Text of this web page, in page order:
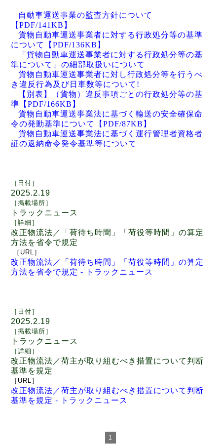
自動車運送事業の監査方針について
【 PDF/141KB 】
貨物自動車運送事業者に対する行政処分等の基準
について
【 PDF/136KB 】
「貨物自動車運送事業者に対する行政処分等の基
準について」の細部取扱いについて
貨物自動車運送事業者に対し行政処分等を行うべ
き違反行為及び日車数等について !
【別表】（貨物）違反事項ごとの行政処分等の基
準 【 PDF/166KB 】
貨物自動車運送事業法に基づく輸送の安全確保命
令の発動基準について
【 PDF/87KB 】
貨物自動車運送事業法に基づく運行管理者資格者
証の返納命令発令基準等について
［日付 ］
2025.2.19
［ 掲載場所 ］
トラックニュース
［ 詳細 ］
改正物流法／「荷待ち時間」「荷役等時間」の算定
方法を省令で規定
［ URL ］
改正物流法／「荷待ち時間」「荷役等時間」の算定
方法を省令で規定 -
トラックニュース
［日付 ］
2025.2.19
［ 掲載場所 ］
トラックニュース
［ 詳細 ］
改正物流法／荷主が取り組むべき措置について判断
基準を規定
［ URL ］
改正物流法／荷主が取り組むべき措置について判断
基準を規定 -
トラックニュース
1